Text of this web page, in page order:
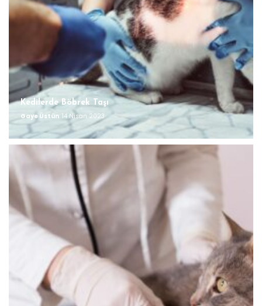
Kedilerde Böbrek Taşı
Gaye Üstün 14 Nisan 2023